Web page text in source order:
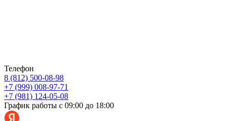
Телефон
8 (812) 500-08-98
+7 (999) 008-97-71
+7 (981) 124-05-08
График работы с 09:00 до 18:00